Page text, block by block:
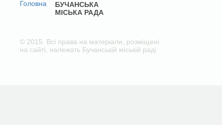
БУЧАНСЬКА
МІСЬКА РАДА
© 2015. Всі права на матеріали, розміщені
на сайті, належать Бучанській міській раді